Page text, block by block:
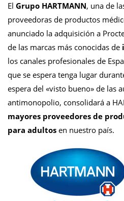
El Grupo HARTMANN, una de
proveedoras de productos
anunciado la adquisición a
de las marcas más conocidas de
los canales profesionales de
que se espera tenga lugar
espera del «visto bueno» de las
antimonopolio, consolidará a
mayores proveedores de
para adultos en nuestro país.